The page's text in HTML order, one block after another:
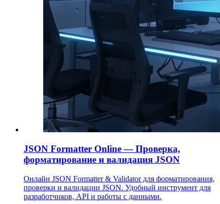
JSON Formatter Online — Проверка,
форматирование и валидация JSON
Онлайн JSON Formatter & Validator для форматирования,
проверки и валидации JSON. Удобный инструмент для
разработчиков, API и работы с данными.